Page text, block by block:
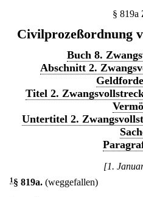
§ 819a
Civilprozeßordnung
Buch 8.
Abschnitt 2.
Titel 2.
Untertitel 2.
[1.
1 § 819a. (weggefallen)